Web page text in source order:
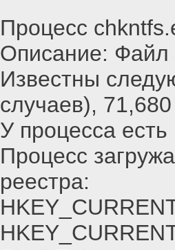
Процесс
Описание: Файл
Известны
случаев),
У процесса
Процесс
реестра: